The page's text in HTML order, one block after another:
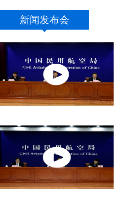
新闻发布会
波
键
开
式